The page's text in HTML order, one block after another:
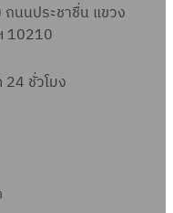
นนประชาชื่น แขวง
10210
ชั่วโมง